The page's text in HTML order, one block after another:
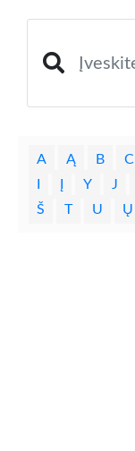
A Ą B C
Y J
Š
T U Ų